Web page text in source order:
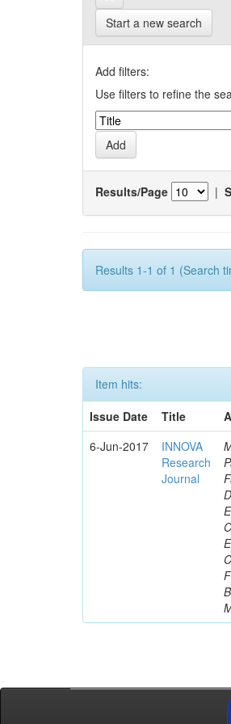
Start a new search
Add filters:
Use filters to refine the
Results/Page |
Results 1-1 of 1 (Search
Item hits:
Issue Date
Title
6-Jun-2017
INNOVA
Research
Journal